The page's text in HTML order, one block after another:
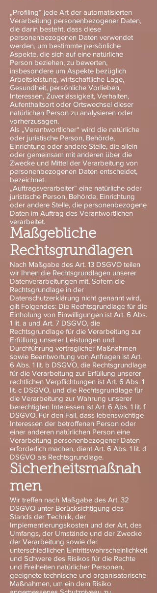
„Profiling“ jede Art der automatisierten
Verarbeitung personenbezogener Daten,
die darin besteht, dass diese
personenbezogenen Daten verwendet
werden, um bestimmte persönliche
Aspekte, die sich auf eine natürliche
Person beziehen, zu bewerten,
insbesondere um Aspekte bezüglich
Arbeitsleistung, wirtschaftliche Lage,
Gesundheit, persönliche Vorlieben,
Interessen, Zuverlässigkeit, Verhalten,
Aufenthaltsort oder Ortswechsel dieser
natürlichen Person zu analysieren oder
vorherzusagen.
Als „Verantwortlicher“ wird die natürliche
oder juristische Person, Behörde,
Einrichtung oder andere Stelle, die allein
oder gemeinsam mit anderen über die
Zwecke und Mittel der Verarbeitung von
personenbezogenen Daten entscheidet,
bezeichnet.
„Auftragsverarbeiter“ eine natürliche oder
juristische Person, Behörde, Einrichtung
oder andere Stelle, die personenbezogene
Daten im Auftrag des Verantwortlichen
verarbeitet.
Maßgebliche
Rechtsgrundlagen
Nach Maßgabe des Art. 13 DSGVO teilen
wir Ihnen die Rechtsgrundlagen unserer
Datenverarbeitungen mit. Sofern die
Rechtsgrundlage in der
Datenschutzerklärung nicht genannt wird,
gilt Folgendes: Die Rechtsgrundlage für die
Einholung von Einwilligungen ist Art. 6 Abs.
1 lit. a und Art. 7 DSGVO, die
Rechtsgrundlage für die Verarbeitung zur
Erfüllung unserer Leistungen und
Durchführung vertraglicher Maßnahmen
sowie Beantwortung von Anfragen ist Art.
6 Abs. 1 lit. b DSGVO, die Rechtsgrundlage
für die Verarbeitung zur Erfüllung unserer
rechtlichen Verpflichtungen ist Art. 6 Abs. 1
lit. c DSGVO, und die Rechtsgrundlage für
die Verarbeitung zur Wahrung unserer
berechtigten Interessen ist Art. 6 Abs. 1 lit. f
DSGVO. Für den Fall, dass lebenswichtige
Interessen der betroffenen Person oder
einer anderen natürlichen Person eine
Verarbeitung personenbezogener Daten
erforderlich machen, dient Art. 6 Abs. 1 lit. d
DSGVO als Rechtsgrundlage.
Sicherheitsmaßnah
men
Wir treffen nach Maßgabe des Art. 32
DSGVO unter Berücksichtigung des
Stands der Technik, der
Implementierungskosten und der Art, des
Umfangs, der Umstände und der Zwecke
der Verarbeitung sowie der
unterschiedlichen Eintrittswahrscheinlichkeit
und Schwere des Risikos für die Rechte
und Freiheiten natürlicher Personen,
geeignete technische und organisatorische
Maßnahmen, um ein dem Risiko